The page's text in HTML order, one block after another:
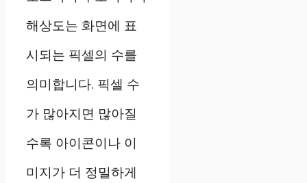
해상도는 화면에 표
시되는 픽셀의 수를
의미합니다. 픽셀 수
가 많아지면 많아질
수록 아이콘이나 이
미지가 더 정밀하게